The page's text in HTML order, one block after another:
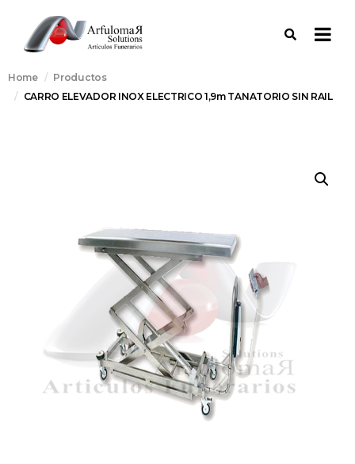
Home
Productos
CARRO ELEVADOR INOX ELECTRICO 1,9m TANATORIO SIN RAIL